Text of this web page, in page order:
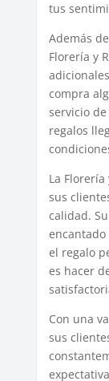
tus
Además
Florería y
compra
servicio
regalos
La
sus
calidad.
el regalo
es hacer
Con una
sus